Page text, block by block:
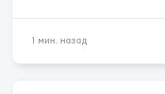
1 мин. назад